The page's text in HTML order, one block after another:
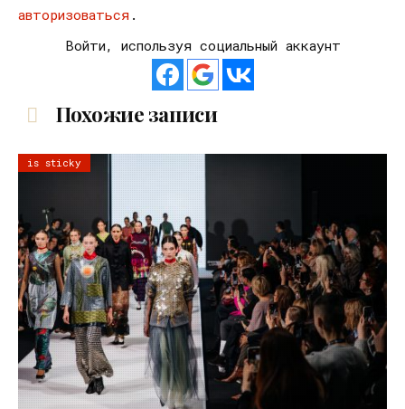
авторизоваться .
Войти, используя социальный аккаунт
Похожие записи
is sticky